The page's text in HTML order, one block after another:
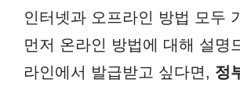
인터넷과 오프라인 방법 모두
먼저 온라인 방법에 대해 설명
라인에서 발급받고 싶다면, 정